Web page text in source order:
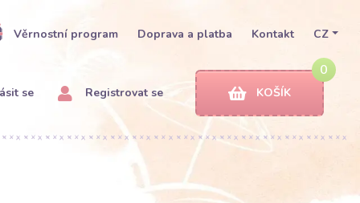
Věrnostní program Doprava a platba Kontakt CZ
se Registrovat se
0
KOŠÍK